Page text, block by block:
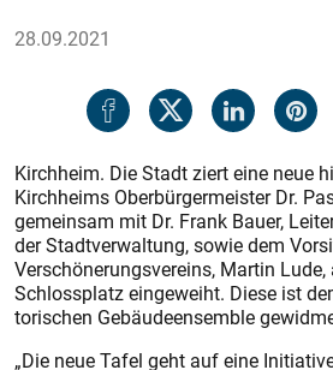
28.09.2021
Kirchheim. Die Stadt ziert eine neue
Kirchheims Oberbürgermeister Dr.
gemeinsam mit Dr. Frank Bauer,
der Stadtverwaltung, sowie dem
Verschönerungsvereins, Martin
Schlossplatz eingeweiht. Diese ist
torischen Gebäudeensemble
„Die neue Tafel geht auf eine